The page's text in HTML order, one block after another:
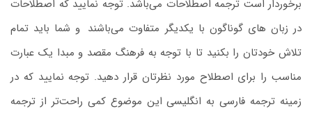
برخوردار است ترجمه اصطلاحات می‌باشد. توجه نمایید که اصطلاحات
در زبان‌ های گوناگون با یکدیگر متفاوت می‌باشند و شما باید تمام
تلاش خودتان را بکنید تا با توجه به فرهنگ مقصد و مبدا یک عبارت
مناسب را برای اصطلاح مورد نظرتان قرار دهید. توجه نمایید که در
زمینه ترجمه فارسی به انگلیسی این ‌موضوع کمی راحت‌تر از ترجمه